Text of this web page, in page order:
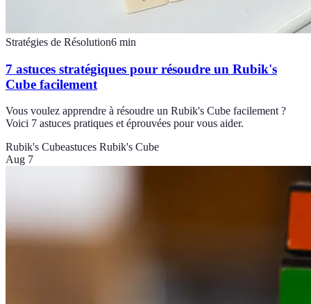
Stratégies de Résolution6 min
7 astuces stratégiques pour résoudre un Rubik's
Cube facilement
Vous voulez apprendre à résoudre un Rubik's Cube facilement ?
Voici 7 astuces pratiques et éprouvées pour vous aider.
Rubik's Cubeastuces Rubik's Cube
Aug 7